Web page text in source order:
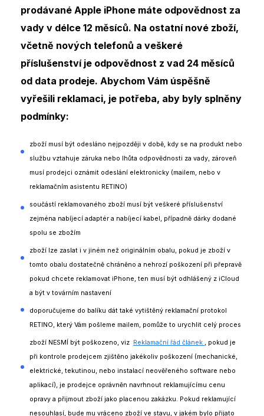
prodávané Apple iPhone máte odpovědnost za
vady v délce 12 měsíců. Na ostatní nové zboží,
včetně nových telefonů a veškeré
příslušenstvíje odpovědnost z vad 24 měsíců
od data prodeje. Abychom Vám úspěšně
vyřešili reklamaci, je potřeba, aby byly splněny
podmínky:
zboží musí být odesláno nejpozději v době, kdy se na produkt nebo
službu vztahuje záruka nebo lhůta odpovědnosti za vady, zároveň
musí prodejci oznámit odeslání elektronicky (mailem, nebo v
reklamačním asistentu RETINO)
součástí reklamovaného zboží musí být veškeré příslušenství
zejména nabíjecí adaptér a nabíjecí kabel, případně dárky dodané
spolu se zbožím
zboží lze zaslat i v jiném než originálním obalu, pokud je zboží v
tomto obalu dostatečně chráněno a nehrozí poškození při přepravě
pokud chcete reklamovat iPhone, ten musí být odhlášený z iCloud
a být v továrním nastavení
doporučujeme do balíku dát také vytištěný reklamační protokol
RETINO, který Vám pošleme mailem, pomůže to urychlit celý proces
zboží NESMÍ být poškozeno, viz Reklamační řád článek , pokud je
při kontrole prodejcem zjištěno jakékoliv poškození (mechanické,
elektrické, tekutinou, nebo instalací neověřeného software nebo
aplikací), je prodejce oprávněn navrhnout reklamujícímu cenu
opravy a přijmout zboží jako placenou zakázku. Pokud reklamující
nesouhlasí, bude mu vráceno zboží ve stavu, v jakém bylo přijato